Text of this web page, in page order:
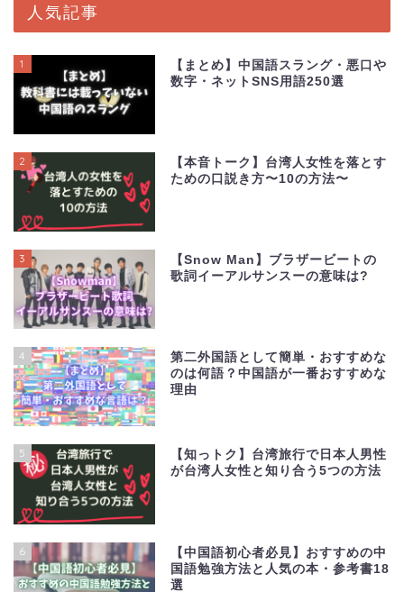
人気記事
1
【まとめ】中国語スラング・悪口や
数字・ネットSNS用語250選
2
【本音トーク】台湾人女性を落とす
ための口説き方〜10の方法〜
3
【Snow Man】ブラザービートの
歌詞イーアルサンスーの意味は?
4
第二外国語として簡単・おすすめな
のは何語？中国語が一番おすすめな
理由
5
【知っトク】台湾旅行で日本人男性
が台湾人女性と知り合う5つの方法
6
【中国語初心者必見】おすすめの中
国語勉強方法と人気の本・参考書18
選